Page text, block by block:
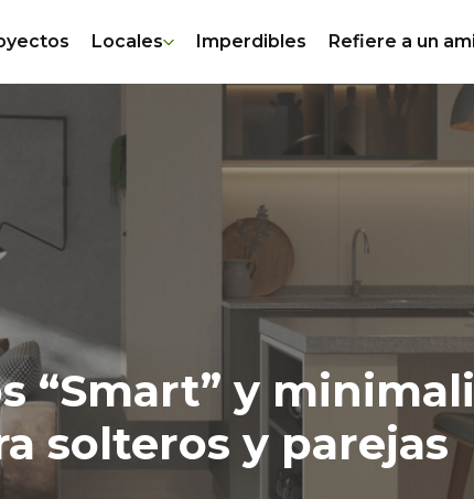
Locales Imperdibles Refiere a un
“Smart” y
solteros y parejas